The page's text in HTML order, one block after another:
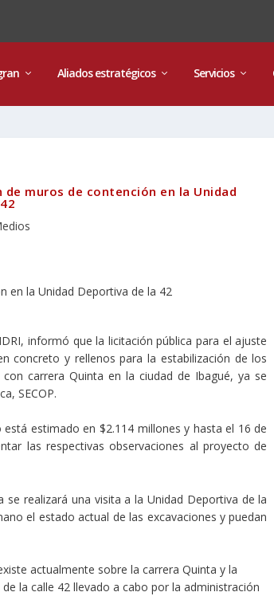
Aliados estratégicos Servicios
muros de contención en la Unidad
informó que la licitación pública para el ajuste
concreto y rellenos para la estabilización de los
carrera Quinta en la ciudad de Ibagué, ya se
SECOP.
estimado en $2.114 millones y hasta el 16 de
las respectivas observaciones al proyecto de
realizará una visita a la Unidad Deportiva de la
el estado actual de las excavaciones y puedan
actualmente sobre la carrera Quinta y la
la calle 42 llevado a cabo por la administración